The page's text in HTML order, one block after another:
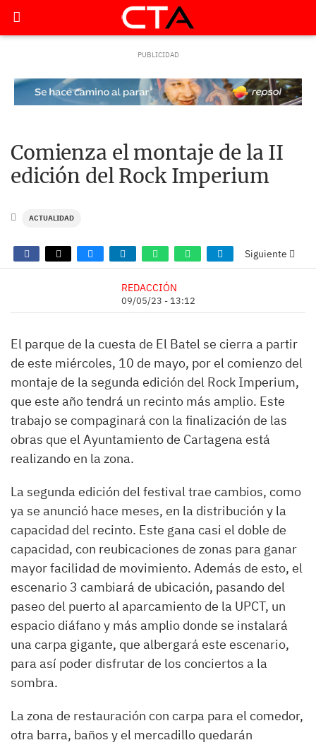
Comienza el montaje de la II
edición del Rock Imperium
ACTUALIDAD
Siguiente
REDACCIÓN
09/05/23 - 13:12
El parque de la cuesta de El Batel se cierra a partir
de este miércoles, 10 de mayo, por el comienzo del
montaje de la segunda edición del Rock Imperium,
que este año tendrá un recinto más amplio. Este
trabajo se compaginará con la finalización de las
obras que el Ayuntamiento de Cartagena está
realizando en la zona.
La segunda edición del festival trae cambios, como
ya se anunció hace meses, en la distribución y la
capacidad del recinto. Este gana casi el doble de
capacidad, con reubicaciones de zonas para ganar
mayor facilidad de movimiento. Además de esto, el
escenario 3 cambiará de ubicación, pasando del
paseo del puerto al aparcamiento de la UPCT, un
espacio diáfano y más amplio donde se instalará
una carpa gigante, que albergará este escenario,
para así poder disfrutar de los conciertos a la
sombra.
La zona de restauración con carpa para el comedor,
otra barra, baños y el mercadillo quedarán